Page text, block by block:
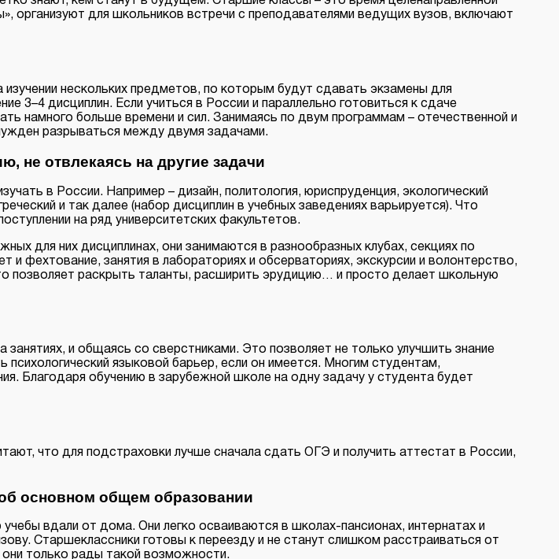
организуют для школьников встречи с преподавателями ведущих вузов, включают
нескольких предметов, по которым будут сдавать экзамены для
3–4 дисциплин. Если учиться в России и параллельно готовиться к сдаче
намного больше времени и сил. Занимаясь по двум программам – отечественной и
разрываться между двумя задачами.
не отвлекаясь на другие задачи
в России. Например – дизайн, политология, юриспруденция, экологический
и так далее (набор дисциплин в учебных заведениях варьируется). Что
на ряд университетских факультетов.
для них дисциплинах, они занимаются в разнообразных клубах, секциях по
фехтование, занятия в лабораториях и обсерваториях, экскурсии и волонтерство,
позволяет раскрыть таланты, расширить эрудицию… и просто делает школьную
и общаясь со сверстниками. Это позволяет не только улучшить знание
психологический языковой барьер, если он имеется. Многим студентам,
Благодаря обучению в зарубежной школе на одну задачу у студента будет
что для подстраховки лучше сначала сдать ОГЭ и получить аттестат в России,
об основном общем образовании
вдали от дома. Они легко осваиваются в школах-пансионах, интернатах и
Старшеклассники готовы к переезду и не станут слишком расстраиваться от
они только рады такой возможности.